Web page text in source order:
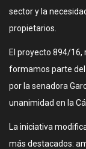
sector y la
propietarios.
El proyecto 894/
formamos parte del
por la senadora
unanimidad en la
La iniciativa
más destacados: